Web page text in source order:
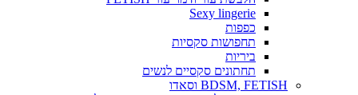
Sexy lingerie
כפפות
תחפושות סקסיות
ביריות
תחתונים סקסיים לנשים
BDSM, FETISH וסאדו